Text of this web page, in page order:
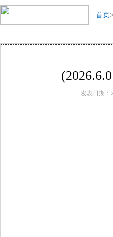
首页>
发表日期：